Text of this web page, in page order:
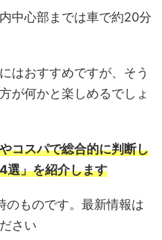
中心部までは車で約20分
はおすすめですが、そう
が何かと楽しめるでしょ
コスパで総合的に判断し
選」を紹介します
のものです。最新情報は
さい